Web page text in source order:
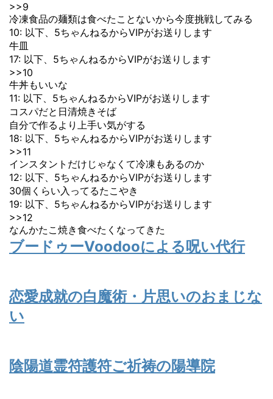
>>9
冷凍食品の麺類は食べたことないから今度挑戦してみる
10: 以下、5ちゃんねるからVIPがお送りします
牛皿
17: 以下、5ちゃんねるからVIPがお送りします
>>10
牛丼もいいな
11: 以下、5ちゃんねるからVIPがお送りします
コスパだと日清焼きそば
自分で作るより上手い気がする
18: 以下、5ちゃんねるからVIPがお送りします
>>11
インスタントだけじゃなくて冷凍もあるのか
12: 以下、5ちゃんねるからVIPがお送りします
30個くらい入ってるたこやき
19: 以下、5ちゃんねるからVIPがお送りします
>>12
なんかたこ焼き食べたくなってきた
ブードゥーVoodooによる呪い代行
恋愛成就の白魔術・片思いのおまじな
い
陰陽道霊符護符ご祈祷の陽導院